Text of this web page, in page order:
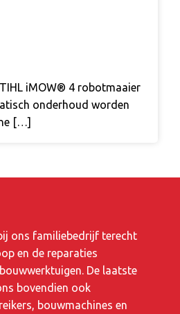
iMOW® 4 robotmaaier
onderhoud worden
[…]
ons familiebedrijf terecht
en de reparaties
De laatste
bovendien ook
bouwmachines en